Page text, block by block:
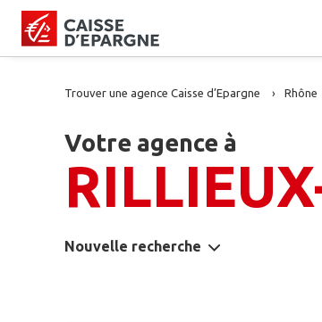
Trouver une agence Caisse d’Epargne Rhône
Votre agence à
Nouvelle recherche